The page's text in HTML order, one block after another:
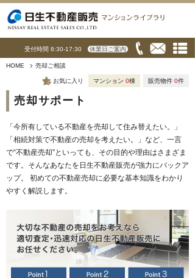
受付時間 8:30-17:30 休業日ご案内
HOME 売却ご相談
お気に入り マンション 0棟 販売物件 0件
売却サポート
「今所有している不動産を売却して住み替えたい。」
「相続対策で不動産の売却を考えたい。」など、一言
で“不動産売却”といっても、その目的や理由はさまざま
です。そんなあなたを日生不動産販売が強力にバックア
ップ。 初めての不動産売却に必要な基本知識をわかり
やすく解説します。